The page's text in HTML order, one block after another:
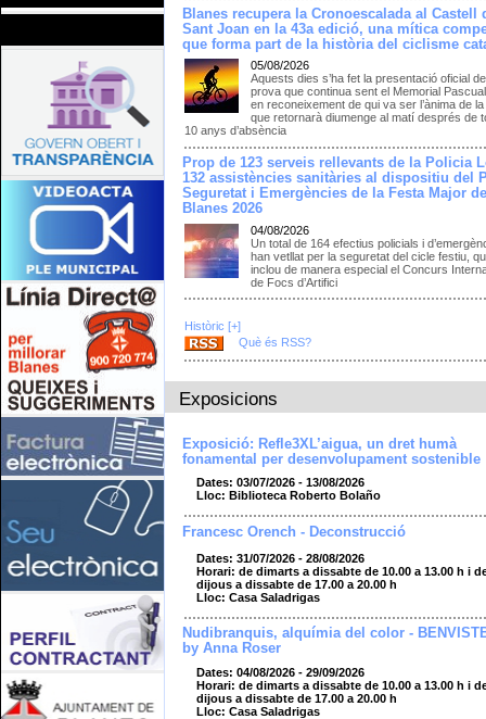
Blanes recupera la Cronoescalada al Castell
Sant Joan en la 43a edició, una mítica
que forma part de la història del ciclisme
05/08/2026
Aquests dies s’ha fet la presentació oficial
prova que continua sent el Memorial
en reconeixement de qui va ser l’ànima de
que retornarà diumenge al matí després de
10 anys d’absència
Prop de 123 serveis rellevants de la Policia
132 assistències sanitàries al dispositiu del
Seguretat i Emergències de la Festa Major
Blanes 2026
04/08/2026
Un total de 164 efectius policials i
han vetllat per la seguretat del cicle festiu,
inclou de manera especial el Concurs
de Focs d’Artifici
Històric [+]
Què és RSS?
Exposicions
Exposició: Refle3XL’aigua, un dret humà
fonamental per desenvolupament sostenible
Dates: 03/07/2026 - 13/08/2026
Lloc: Biblioteca Roberto Bolaño
Francesc Orench - Deconstrucció
Dates: 31/07/2026 - 28/08/2026
Horari: de dimarts a dissabte de 10.00 a 13.00 h i
dijous a dissabte de 17.00 a 20.00 h
Lloc: Casa Saladrigas
Nudibranquis, alquímia del color -
by Anna Roser
Dates: 04/08/2026 - 29/09/2026
Horari: de dimarts a dissabte de 10.00 a 13.00 h i
dijous a dissabte de 17.00 a 20.00 h
Lloc: Casa Saladrigas